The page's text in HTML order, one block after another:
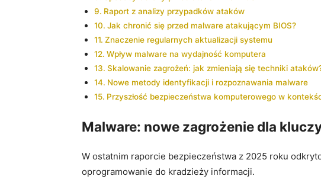
Raport z analizy​ przypadków ataków
Jak chronić‌ się przed malware atakującym BIOS?
Znaczenie regularnych aktualizacji systemu
Wpływ malware na wydajność komputera
Skalowanie zagrożeń: jak zmieniają‌ się ‌techniki​
Nowe metody identyfikacji i rozpoznawania malware
Przyszłość bezpieczeństwa komputerowego w
Malware: nowe ⁢zagrożenie dla
W ostatnim raporcie bezpieczeństwa z‌ 2025 roku
oprogramowanie do kradzieży informacji.